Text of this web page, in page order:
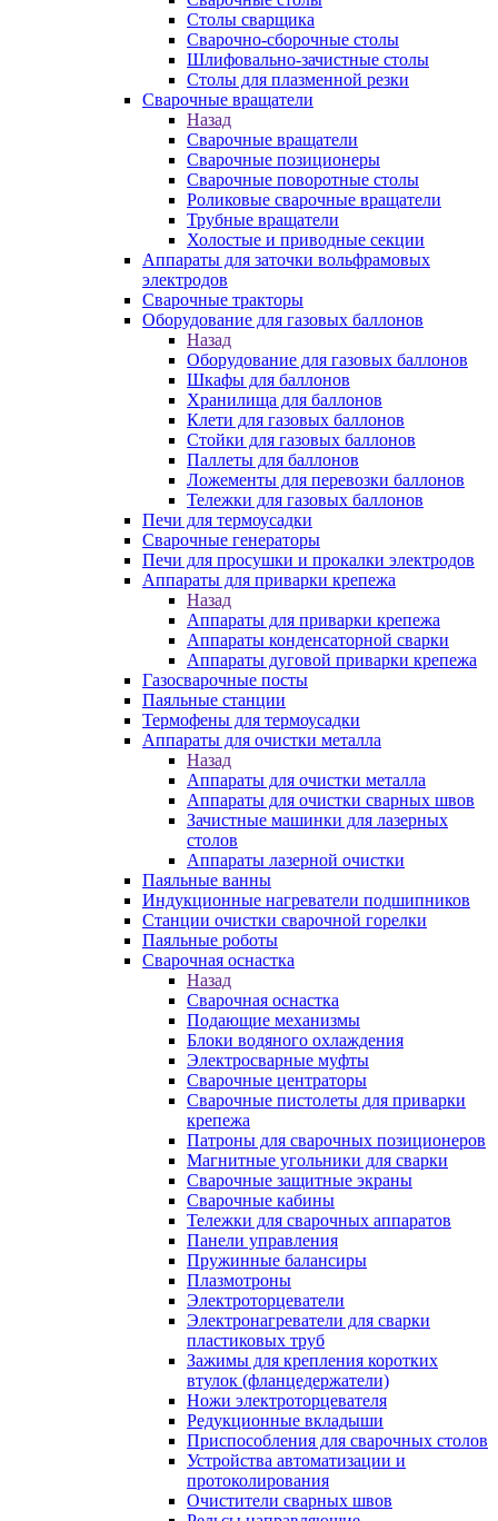
Столы сварщика
Сварочно-сборочные столы
Шлифовально-зачистные столы
Столы для плазменной резки
Сварочные вращатели
Назад
Сварочные вращатели
Сварочные позиционеры
Сварочные поворотные столы
Роликовые сварочные вращатели
Трубные вращатели
Холостые и приводные секции
Аппараты для заточки вольфрамовых
электродов
Сварочные тракторы
Оборудование для газовых баллонов
Назад
Оборудование для газовых баллонов
Шкафы для баллонов
Хранилища для баллонов
Клети для газовых баллонов
Стойки для газовых баллонов
Паллеты для баллонов
Ложементы для перевозки баллонов
Тележки для газовых баллонов
Печи для термоусадки
Сварочные генераторы
Печи для просушки и прокалки электродов
Аппараты для приварки крепежа
Назад
Аппараты для приварки крепежа
Аппараты конденсаторной сварки
Аппараты дуговой приварки крепежа
Газосварочные посты
Паяльные станции
Термофены для термоусадки
Аппараты для очистки металла
Назад
Аппараты для очистки металла
Аппараты для очистки сварных швов
Зачистные машинки для лазерных
столов
Аппараты лазерной очистки
Паяльные ванны
Индукционные нагреватели подшипников
Станции очистки сварочной горелки
Паяльные роботы
Сварочная оснастка
Назад
Сварочная оснастка
Подающие механизмы
Блоки водяного охлаждения
Электросварные муфты
Сварочные центраторы
Сварочные пистолеты для приварки
крепежа
Патроны для сварочных позиционеров
Магнитные угольники для сварки
Сварочные защитные экраны
Сварочные кабины
Тележки для сварочных аппаратов
Панели управления
Пружинные балансиры
Плазмотроны
Электроторцеватели
Электронагреватели для сварки
пластиковых труб
Зажимы для крепления коротких
втулок (фланцедержатели)
Ножи электроторцевателя
Редукционные вкладыши
Приспособления для сварочных столов
Устройства автоматизации и
протоколирования
Очистители сварных швов